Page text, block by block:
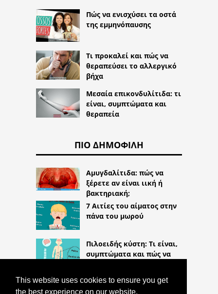
This website uses cookies to ensure you get
the best experience on our website.
Πώς να ενισχύσει τα οστά
της εμμηνόπαυσης
Τι προκαλεί και πώς να
θεραπεύσει το αλλεργικό
βήχα
Μεσαία επικονδυλίτιδα: τι
είναι, συμπτώματα και
θεραπεία
ΠΙΟ ΔΗΜΟΦΙΛΉ
Αμυγδαλίτιδα: πώς να
ξέρετε αν είναι ιική ή
βακτηριακή;
7 Αιτίες του αίματος στην
πάνα του μωρού
Πιλοειδής κύστη: Τι είναι,
συμπτώματα και πώς να